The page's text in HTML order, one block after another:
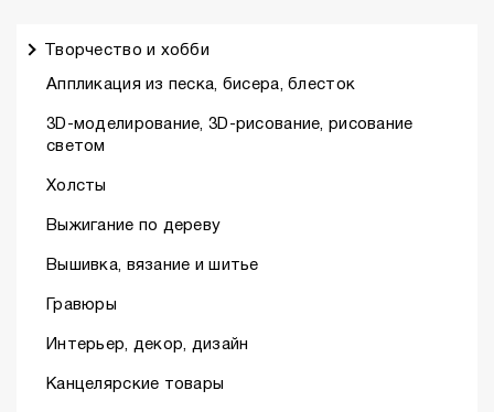
Творчество и хобби
Аппликация из песка, бисера, блесток
3D-моделирование, 3D-рисование, рисование
светом
Холсты
Выжигание по дереву
Вышивка, вязание и шитье
Гравюры
Интерьер, декор, дизайн
Канцелярские товары